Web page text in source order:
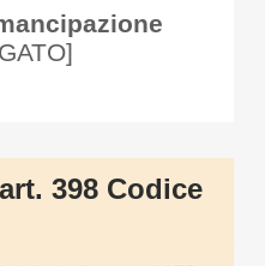
398 Codice